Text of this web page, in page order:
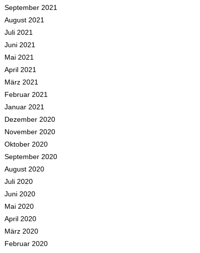
September 2021
August 2021
Juli 2021
Juni 2021
Mai 2021
April 2021
März 2021
Februar 2021
Januar 2021
Dezember 2020
November 2020
Oktober 2020
September 2020
August 2020
Juli 2020
Juni 2020
Mai 2020
April 2020
März 2020
Februar 2020